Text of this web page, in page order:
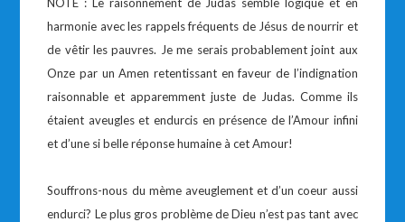
harmonie avec les rappels fréquents de Jésus de nourrir et
de vêtir les pauvres. Je me serais probablement joint aux
Onze par un Amen retentissant en faveur de l’indignation
raisonnable et apparemment juste de Judas. Comme ils
étaient aveugles et endurcis en présence de l’Amour infini
et d’une si belle réponse humaine à cet Amour!
Souffrons-nous du mème aveuglement et d’un coeur aussi
endurci? Le plus gros problème de Dieu n’est pas tant avec